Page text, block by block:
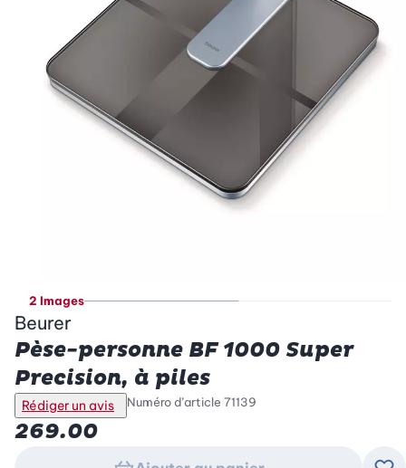
2 Images
Beurer
Pèse-personne BF 1000 Super
Precision, à piles
Rédiger un avis Numéro d’article 71139
269.00